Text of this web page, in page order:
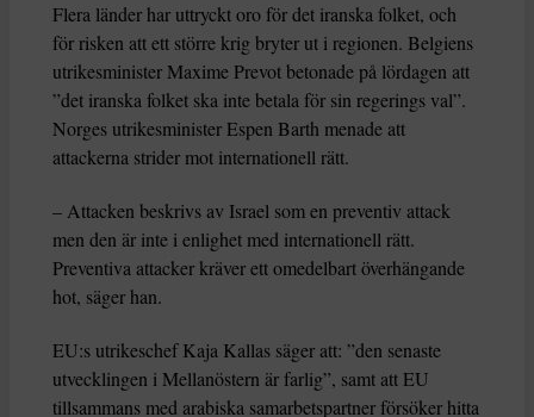
Flera länder har uttryckt oro för det iranska folket, och
för risken att ett större krig bryter ut i regionen. Belgiens
utrikesminister Maxime Prevot betonade på lördagen att
”det iranska folket ska inte betala för sin regerings val”.
Norges utrikesminister Espen Barth menade att
attackerna strider mot internationell rätt.
– Attacken beskrivs av Israel som en preventiv attack
men den är inte i enlighet med internationell rätt.
Preventiva attacker kräver ett omedelbart överhängande
hot, säger han.
EU:s utrikeschef Kaja Kallas säger att: ”den senaste
utvecklingen i Mellanöstern är farlig”, samt att EU
tillsammans med arabiska samarbetspartner försöker hitta